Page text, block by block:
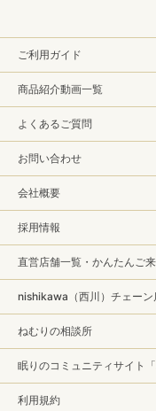
ご利用ガイド
商品紹介動画一覧
よくあるご質問
お問い合わせ
会社概要
採用情報
直営店舗一覧・かんたんご
nishikawa（西川）チェーン
ねむりの相談所
眠りのコミュニティサイト
利用規約